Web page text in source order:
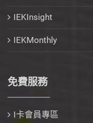
IEKInsight
IEKMonthly
免費服務
I卡會員專區